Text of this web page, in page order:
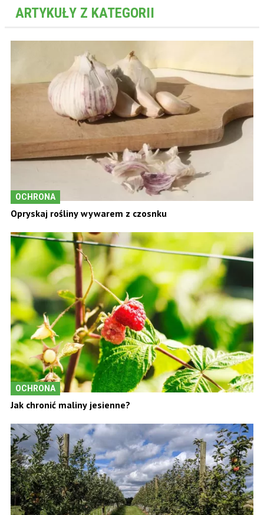
ARTYKUŁY Z KATEGORII
OCHRONA
Opryskaj rośliny wywarem z czosnku
OCHRONA
Jak chronić maliny jesienne?